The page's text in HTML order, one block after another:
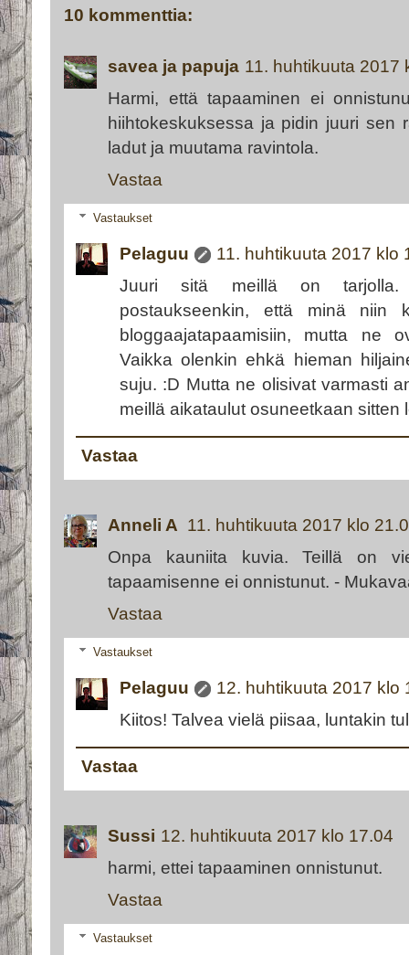
10 kommenttia:
savea ja papuja 11. huhtikuuta 2017
Harmi, että tapaaminen ei
hiihtokeskuksessa ja pidin juuri sen
ladut ja muutama ravintola.
Vastaa
Vastaukset
Pelaguu
11. huhtikuuta 2017 klo
Juuri sitä meillä on tarjolla.
postaukseenkin, että minä niin
bloggaajatapaamisiin, mutta ne
Vaikka olenkin ehkä hieman
suju. :D Mutta ne olisivat varmasti
meillä aikataulut osuneetkaan sitten
Vastaa
Anneli A 11. huhtikuuta 2017 klo
Onpa kauniita kuvia. Teillä on
tapaamisenne ei onnistunut. -
Vastaa
Vastaukset
Pelaguu
12. huhtikuuta 2017 klo
Kiitos! Talvea vielä piisaa, luntakin
Vastaa
Sussi 12. huhtikuuta 2017 klo 17.04
harmi, ettei tapaaminen onnistunut.
Vastaa
Vastaukset